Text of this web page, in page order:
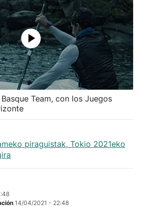
Team, con los Juegos
piraguistak, Tokio 2021eko
14/04/2021 - 22:48